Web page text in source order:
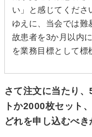
い」と感じてくださ
ゆえに、当会では難
故患者を3か月以内
を業務目標として標
さて注文に当たり
トか2000枚セット、
どれを申し込むべき